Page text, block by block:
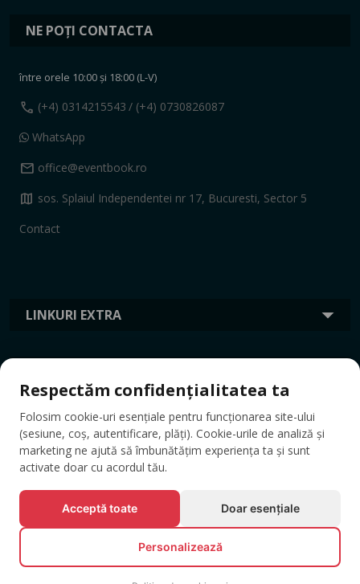
LINKURI EXTRA
NE POȚI CONTACTA
între orele 10:00 și 18:00 (L-V)
call (+4) 0314215543 / (+4) 0730826087
WhatsApp
mail office@eventbook.ro
map sos. Splaiul Independentei nr 17, Bucuresti, Sector 5
Contact
ETICHETE
Respectăm confidențialitatea ta
Folosim cookie-uri esențiale pentru funcționarea site-ului
(sesiune, coș, autentificare, plăți). Cookie-urile de analiză și
marketing ne ajută să îmbunătățim experiența ta și sunt
activate doar cu acordul tău.
Acceptă toate Doar esențiale
Personalizează